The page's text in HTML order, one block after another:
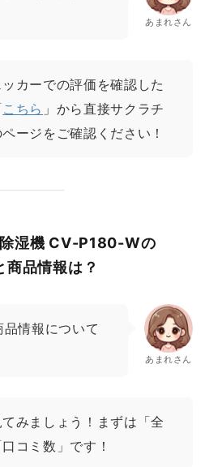
あまれさん
カーでの評価を確認した
こちら 」から直接サクラチ
ージをご確認ください！
湿機 CV-P180-Wの
品情報は？
情報について
あまれさん
みましょう！まずは「全
コミ数」です！